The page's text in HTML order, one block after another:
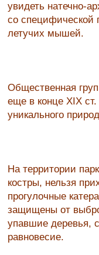
увидеть натечно-
со специфической
летучих мышей.
Общественная
еще в конце ХIХ ст.
уникального
На территории
костры, нельзя
прогулочные
защищены от
упавшие деревья,
равновесие.